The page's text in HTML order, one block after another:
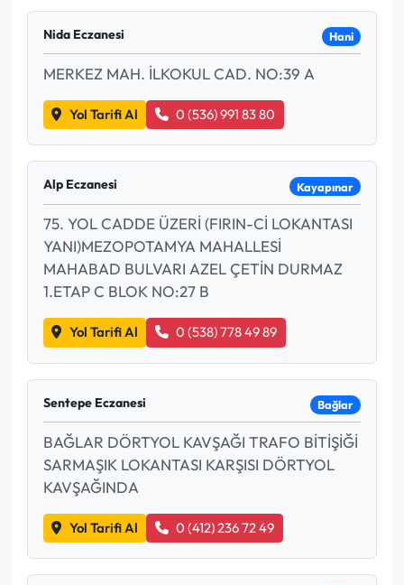
Nida Eczanesi Hani
MERKEZ MAH. İLKOKUL CAD. NO:39 A
Yol Tarifi Al 0 (536) 991 83 80
Alp Eczanesi Kayapınar
75. YOL CADDE ÜZERİ (FIRIN-Cİ LOKANTASI
YANI)MEZOPOTAMYA MAHALLESİ
MAHABAD BULVARI AZEL ÇETİN DURMAZ
1.ETAP C BLOK NO:27 B
Yol Tarifi Al 0 (538) 778 49 89
Sentepe Eczanesi Bağlar
BAĞLAR DÖRTYOL KAVŞAĞI TRAFO BİTİŞİĞİ
SARMAŞIK LOKANTASI KARŞISI DÖRTYOL
KAVŞAĞINDA
Yol Tarifi Al 0 (412) 236 72 49